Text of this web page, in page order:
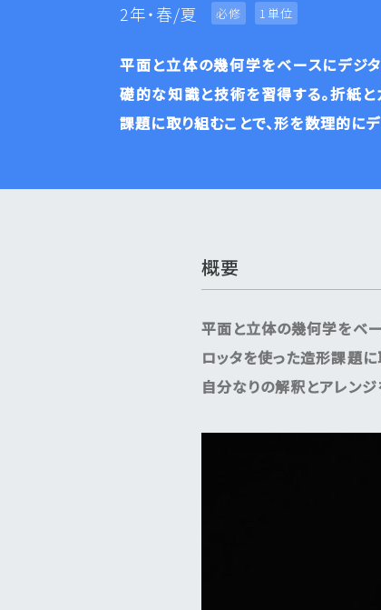
2年・春/夏 必修 1単位
平面と立体の幾何学をベースにデジタ
礎的な知識と技術を習得する。折紙と
課題に取り組むことで、形を数理的に
概要
平面と立体の幾何学をベー
ロッタを使った造形課題に
自分なりの解釈とアレン